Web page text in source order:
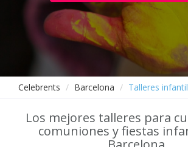
Celebrents Barcelona Talleres
Los mejores talleres para
comuniones y fiestas